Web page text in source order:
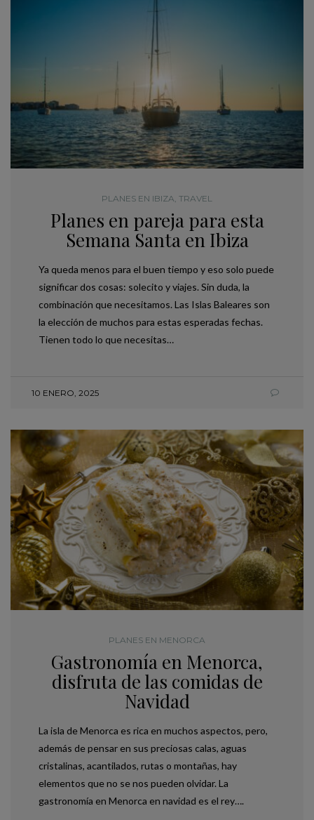
PLANES EN IBIZA, TRAVEL
Planes en pareja para esta
Semana Santa en Ibiza
Ya queda menos para el buen tiempo y eso solo puede
significar dos cosas: solecito y viajes. Sin duda, la
combinación que necesitamos. Las Islas Baleares son
la elección de muchos para estas esperadas fechas.
Tienen todo lo que necesitas…
10 ENERO, 2025
PLANES EN MENORCA
Gastronomía en Menorca,
disfruta de las comidas de
Navidad
La isla de Menorca es rica en muchos aspectos, pero,
además de pensar en sus preciosas calas, aguas
cristalinas, acantilados, rutas o montañas, hay
elementos que no se nos pueden olvidar. La
gastronomía en Menorca en navidad es el rey….